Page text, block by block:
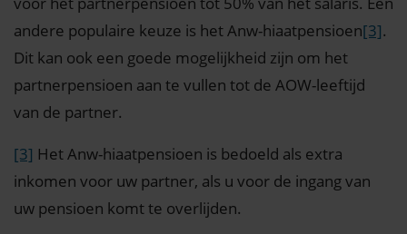
andere populaire keuze is het Anw-hiaatpensioen[3].
Dit kan ook een goede mogelijkheid zijn om het
partnerpensioen aan te vullen tot de AOW-leeftijd
van de partner.
[3] Het Anw-hiaatpensioen is bedoeld als extra
inkomen voor uw partner, als u voor de ingang van
uw pensioen komt te overlijden.